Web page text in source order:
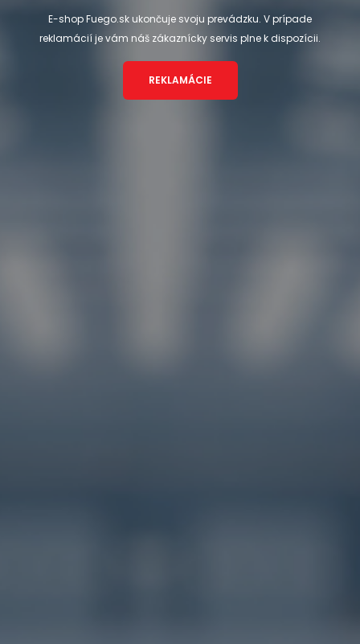
E-shop Fuego.sk ukončuje svoju prevádzku. V prípade
reklamácií je vám náš zákaznícky servis plne k dispozícii.
REKLAMÁCIE